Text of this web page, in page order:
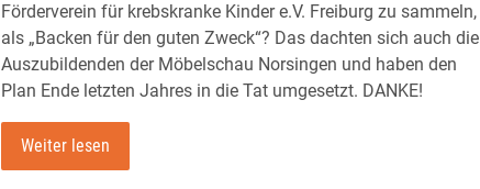
Förderverein für krebskranke Kinder e.V. Freiburg zu sammeln,
als „Backen für den guten Zweck“? Das dachten sich auch die
Auszubildenden der Möbelschau Norsingen und haben den
Plan Ende letzten Jahres in die Tat umgesetzt. DANKE!
Weiter lesen